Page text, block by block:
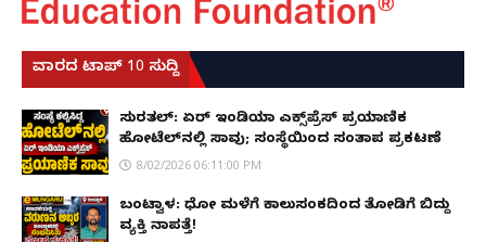
ವಾರದ ಟಾಪ್ 10 ಸುದ್ದಿ
ಸುರತ್ಕಲ್: ಏರ್ ಇಂಡಿಯಾ ಎಕ್ಸ್‌ಪ್ರೆಸ್ ಪ್ರಯಾಣಿಕ
ಹೋಟೆಲ್‌ನಲ್ಲಿ ಸಾವು; ಸಂಸ್ಥೆಯಿಂದ ಸಂತಾಪ ಪ್ರಕಟಣೆ
8/02/2026 06:11:00 PM
ಬಂಟ್ವಾಳ: ಧೋ ಮಳೆಗೆ ಕಾಲುಸಂಕದಿಂದ ತೋಡಿಗೆ ಬಿದ್ದು
ವ್ಯಕ್ತಿ ನಾಪತ್ತೆ!